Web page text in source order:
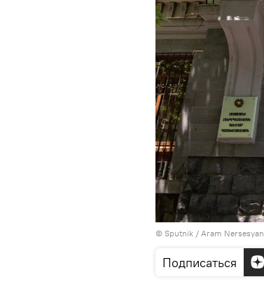
© Sputnik / Aram Nersesyan
Подписаться